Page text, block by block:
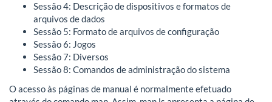
Sessão 4: Descrição de dispositivos e formatos de
arquivos de dados
Sessão 5: Formato de arquivos de configuração
Sessão 6: Jogos
Sessão 7: Diversos
Sessão 8: Comandos de administração do sistema
O acesso às páginas de manual é normalmente efetuado